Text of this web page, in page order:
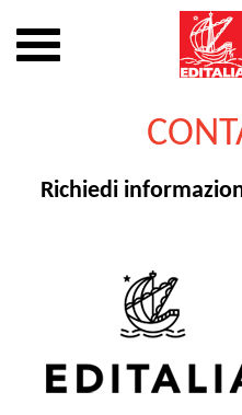
Mostra
o
Richiedi